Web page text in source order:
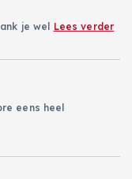
je wel Lees verder
eens heel